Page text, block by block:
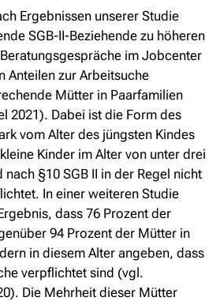
Ergebnissen unserer Studie
SGB-II-Beziehende zu höheren
im Jobcenter
Anteilen zur Arbeitsuche
Mütter in Paarfamilien
2021). Dabei ist die Form des
vom Alter des jüngsten Kindes
Kinder im Alter von unter drei
§10 SGB II in der Regel nicht
In einer weiteren Studie
dass 76 Prozent der
94 Prozent der Mütter in
in diesem Alter angeben, dass
verpflichtet sind (vgl.
Die Mehrheit dieser Mütter